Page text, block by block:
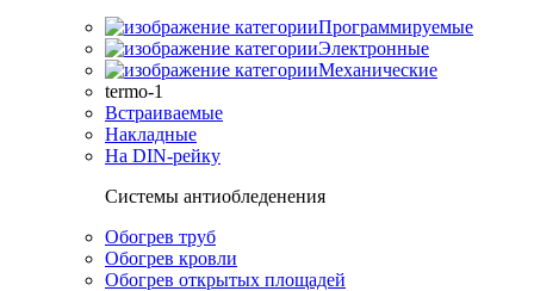
Программируемые
Электронные
Механические
termo-1
Встраиваемые
Накладные
На DIN-рейку
Системы антиобледенения
Обогрев труб
Обогрев кровли
Обогрев открытых площадей